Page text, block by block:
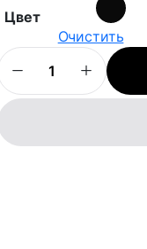
Цвет
Очистить